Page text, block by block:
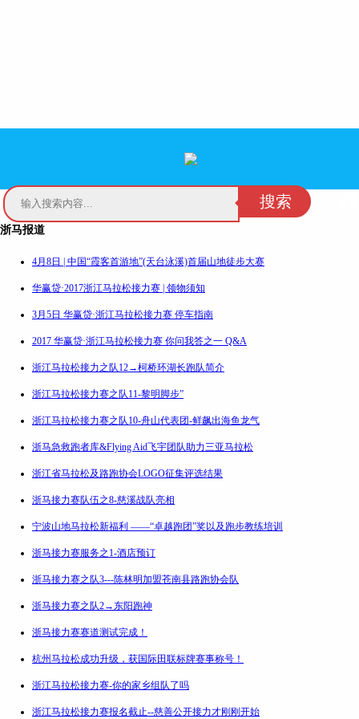
搜索
浙马报道
4月8日 | 中国“霞客首游地”(天台泳溪)首届山地徒步大赛
华赢贷·2017浙江马拉松接力赛 | 领物须知
3月5日 华赢贷·浙江马拉松接力赛 停车指南
2017 华赢贷·浙江马拉松接力赛 你问我答之一 Q&A
浙江马拉松接力之队12→柯桥环湖长跑队简介
浙江马拉松接力赛之队11-黎明脚步”
浙江马拉松接力赛之队10-舟山代表团-鲜飙出海鱼龙气
浙马急救跑者库&Flying Aid飞宇团队助力三亚马拉松
浙江省马拉松及路跑协会LOGO征集评选结果
浙马接力赛队伍之8-慈溪战队亮相
宁波山地马拉松新福利 ——“卓越跑团”奖以及跑步教练培训
浙马接力赛服务之1-酒店预订
浙马接力赛之队3---陈林明加盟苍南县路跑协会队
浙马接力赛之队2→东阳跑神
浙马接力赛赛道测试完成！
杭州马拉松成功升级，获国际田联标牌赛事称号！
浙江马拉松接力赛-你的家乡组队了吗
浙江马拉松接力赛报名截止--慈善公开接力才刚刚开始